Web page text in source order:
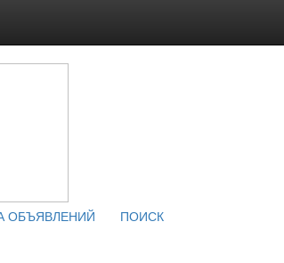
ОБЪЯВЛЕНИЙ
ПОИСК